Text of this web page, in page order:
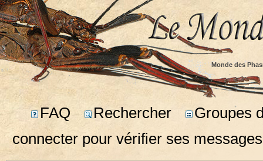
Monde des
FAQ Rechercher
Groupes
connecter pour vérifier ses